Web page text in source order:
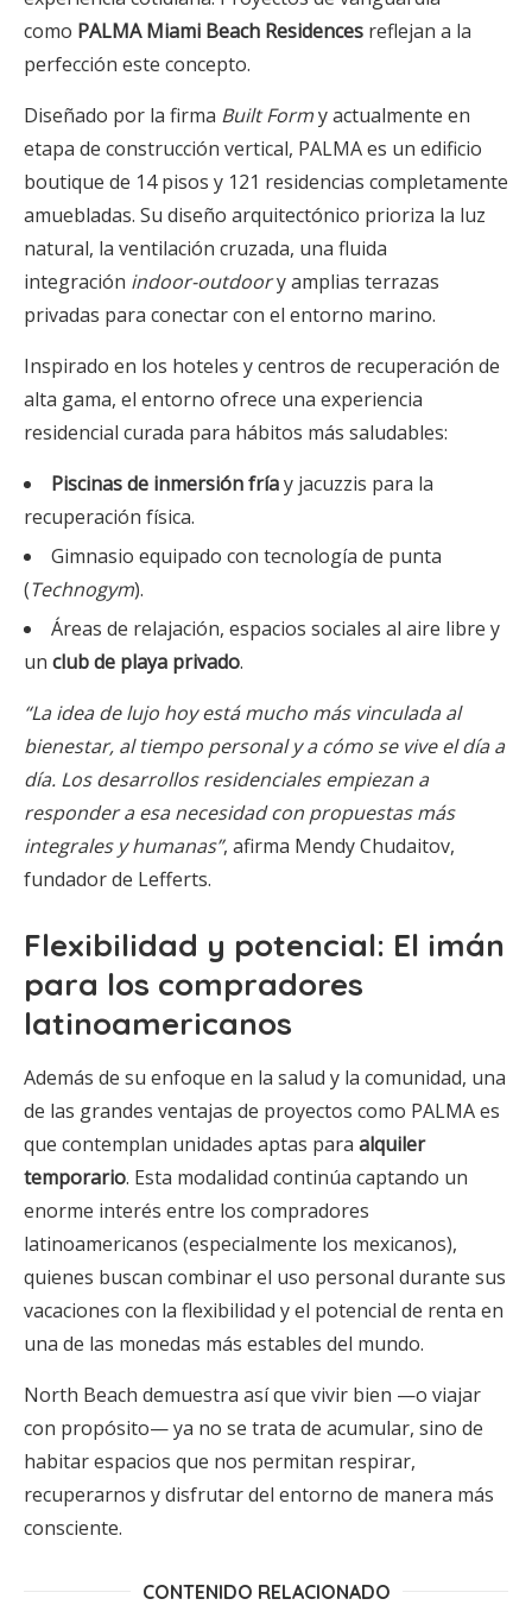
como PALMA Miami Beach Residences reflejan a la
perfección este concepto.
Diseñado por la firma Built Formy actualmente en
etapa de construcción vertical, PALMA es un edificio
boutique de 14 pisos y 121 residencias completamente
amuebladas. Su diseño arquitectónico prioriza la luz
natural, la ventilación cruzada, una fluida
integración indoor-outdoory amplias terrazas
privadas para conectar con el entorno marino.
Inspirado en los hoteles y centros de recuperación de
alta gama, el entorno ofrece una experiencia
residencial curada para hábitos más saludables:
Piscinas de inmersión fríay jacuzzis para la
recuperación física.
Gimnasio equipado con tecnología de punta
(Technogym).
Áreas de relajación, espacios sociales al aire libre y
un club de playa privado.
“La idea de lujo hoy está mucho más vinculada al
bienestar, al tiempo personal y a cómo se vive el día a
día. Los desarrollos residenciales empiezan a
responder a esa necesidad con propuestas más
integrales y humanas”, afirma Mendy Chudaitov,
fundador de Lefferts.
Flexibilidad y potencial: El imán
para los compradores
latinoamericanos
Además de su enfoque en la salud y la comunidad, una
de las grandes ventajas de proyectos como PALMA es
que contemplan unidades aptas para alquiler
temporario. Esta modalidad continúa captando un
enorme interés entre los compradores
latinoamericanos (especialmente los mexicanos),
quienes buscan combinar el uso personal durante sus
vacaciones con la flexibilidad y el potencial de renta en
una de las monedas más estables del mundo.
North Beach demuestra así que vivir bien —o viajar
con propósito— ya no se trata de acumular, sino de
habitar espacios que nos permitan respirar,
recuperarnos y disfrutar del entorno de manera más
consciente.
CONTENIDO RELACIONADO